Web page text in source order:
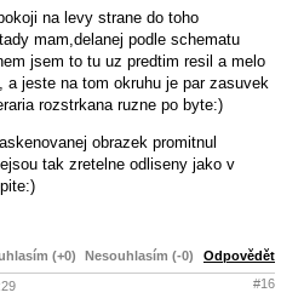
na levy strane do toho
mam,delanej podle schematu
jsem to tu uz predtim resil a melo
a jeste na tom okruhu je par zasuvek
rozstrkana ruzne po byte:)
obrazek promitnul
tak zretelne odliseny jako v
(+0) Nesouhlasím (-0) Odpovědět
#16